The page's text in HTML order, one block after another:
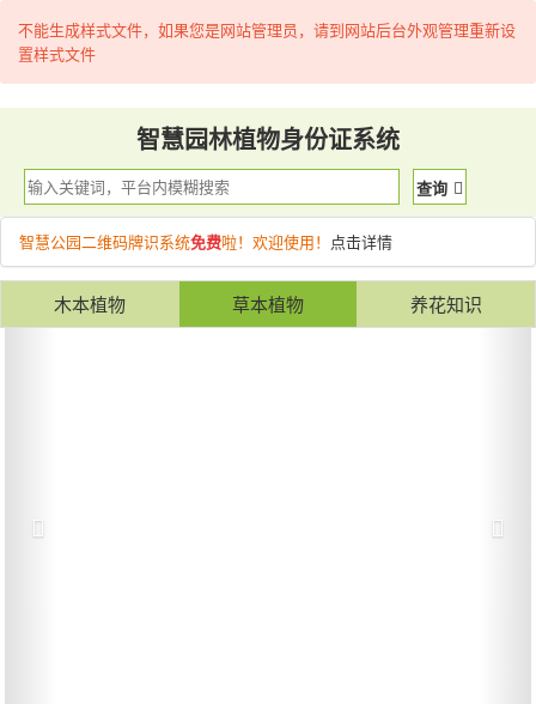
不能生成样式文件，如果您是网站管理员，请到网站后台外观管理重新设
置样式文件
智慧园林植物身份证系统
查询
智慧公园二维码牌识系统免费啦！欢迎使用！ 点击详情
木本植物 草本植物 养花知识